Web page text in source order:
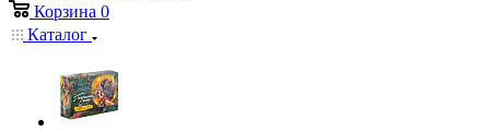
Корзина 0
Каталог